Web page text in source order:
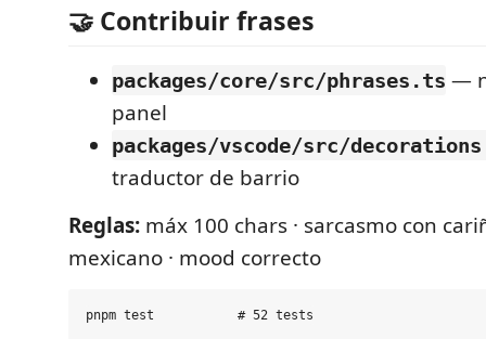
🤝 Contribuir frases
packages/core/src/phrases.ts —
panel
packages/vscode/src/
traductor de barrio
Reglas: máx 100 chars · sarcasmo con
mexicano · mood correcto